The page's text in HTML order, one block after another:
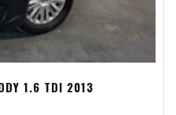
1.6 TDI 2013